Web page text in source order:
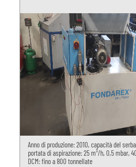
Anno di produzione: 2010, capacità del
portata di aspirazione: 25 m³/h, 0,5 mbar,
DCM: fino a 800 tonnellate